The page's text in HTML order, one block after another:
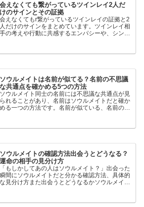
会えなくても繋がっているツインレイ2人だ
けのサインとその証拠
会えなくてもr繋がっているツインレイの証拠と2
人だけのサインをまとめています。ツインレイ相
手の考えや行動に共感するエンパシーや、シンク
方法も詳しく解説！
ソウルメイトは名前が似てる？名前の不思議
な共通点を確かめる5つの方法
ソウルメイト同士の名前には不思議な共通点が見
られることがあり、名前はソウルメイトだと確か
める一つの方法です。名前が似ている、名前の由
く紹介しています。
ソウルメイトの確認方法出会うとどうなる？
運命の相手の見分け方
「もしかしてあの人はソウルメイト？」出会った
瞬間にソウルメイトだと分かる確認方法、具体的
な見分け方また出会うとどうなるかソウルメイト
分よく判っています。